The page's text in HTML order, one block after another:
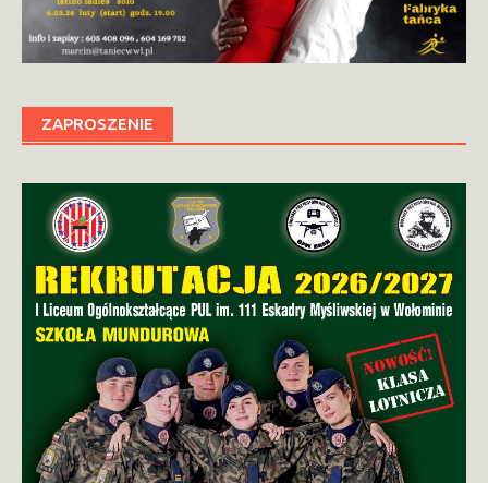
ZAPROSZENIE